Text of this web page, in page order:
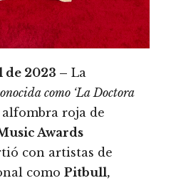
de 2023 – La
como ‘La Doctora
roja de
Awards
con artistas de
como Pitbull,